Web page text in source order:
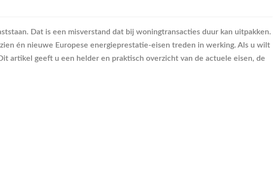
Dat is een misverstand dat bij woningtransacties duur kan uitpakken.
én nieuwe Europese energieprestatie-eisen treden in werking. Als u wilt
artikel geeft u een helder en praktisch overzicht van de actuele eisen, de